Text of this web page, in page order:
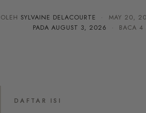
OLEH SYLVAINE DELACOURTE · MAY 20,
PADA AUGUST 3, 2026 · BACA 4
DAFTAR ISI